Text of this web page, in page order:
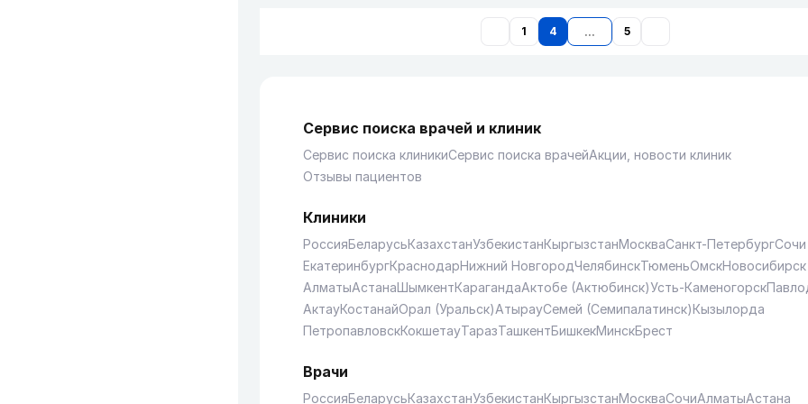
1 4 5
Сервис поиска врачей и клиник
Сервис поиска клиникиСервис поиска врачейАкции, новости клиник
Отзывы пациентов
Клиники
РоссияБеларусьКазахстанУзбекистанКыргызстанМоскваСанкт-ПетербургСочи
ЕкатеринбургКраснодарНижний НовгородЧелябинскТюменьОмскНовосибирск
АлматыАстанаШымкентКарагандаАктобе (Актюбинск)Усть-Каменогорск
АктауКостанайОрал (Уральск)АтырауСемей (Семипалатинск)Кызылорда
ПетропавловскКокшетауТаразТашкентБишкекМинскБрест
Врачи
РоссияБеларусьКазахстанУзбекистанКыргызстанМоскваСочиАлматыАстана